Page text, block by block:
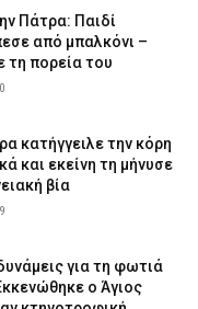
από αμέλεια
δίπλα στο
Πάτρα: Παιδί
από μπαλκόνι –
τη πορεία του
κατήγγειλε την κόρη
και εκείνη τη μήνυσε
βία
για τη φωτιά
ο Άγιος